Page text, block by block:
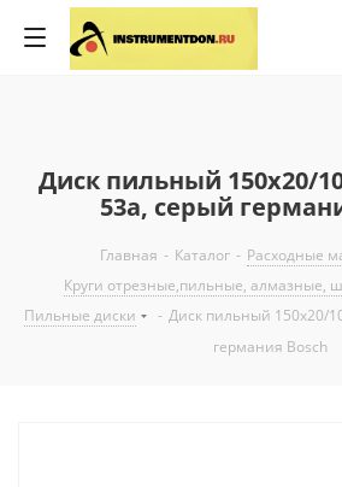
Диск пильный 150x20/
53а, серый
Главная - Каталог - Расходные
Круги отрезные,пильные, алмазные,
Пильные диски
- Диск пильный 150x20/
германия Bosch